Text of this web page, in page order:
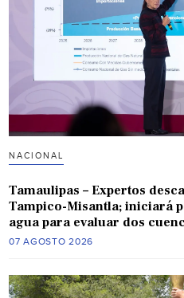
NACIONAL
Tamaulipas – Expertos
Tampico-Misantla; iniciará
agua para evaluar dos
07 AGOSTO 2026